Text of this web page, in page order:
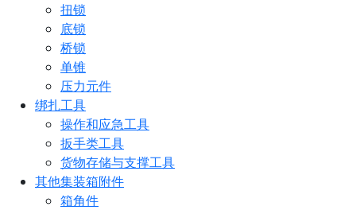
扭锁
底锁
桥锁
单锥
压力元件
绑扎工具
操作和应急工具
扳手类工具
货物存储与支撑工具
其他集装箱附件
箱角件